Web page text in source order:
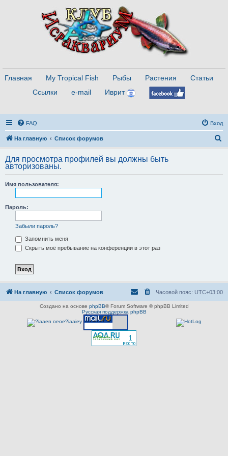
Главная My Tropical Fish Рыбы Растения
Статьи
Ссылки
e-mail Иврит
FAQ Вход
На главную Список форумов
с
Для просмотра профилей вы должны быть
авторизованы.
Имя пользователя:
Пароль:
Забыли пароль?
Запомнить меня
Скрыть моё пребывание на конференции в этот раз
На главную Список форумов Часовой пояс: UTC+03:00
Создано на основе phpBB® Forum Software © phpBB Limited
Русская поддержка phpBB